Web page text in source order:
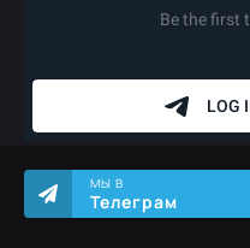
МЫ В
Телеграм